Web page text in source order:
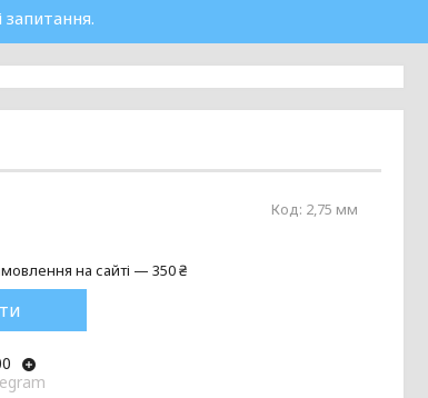
запитання.
Код: 2,75 мм
на сайті — 350 ₴